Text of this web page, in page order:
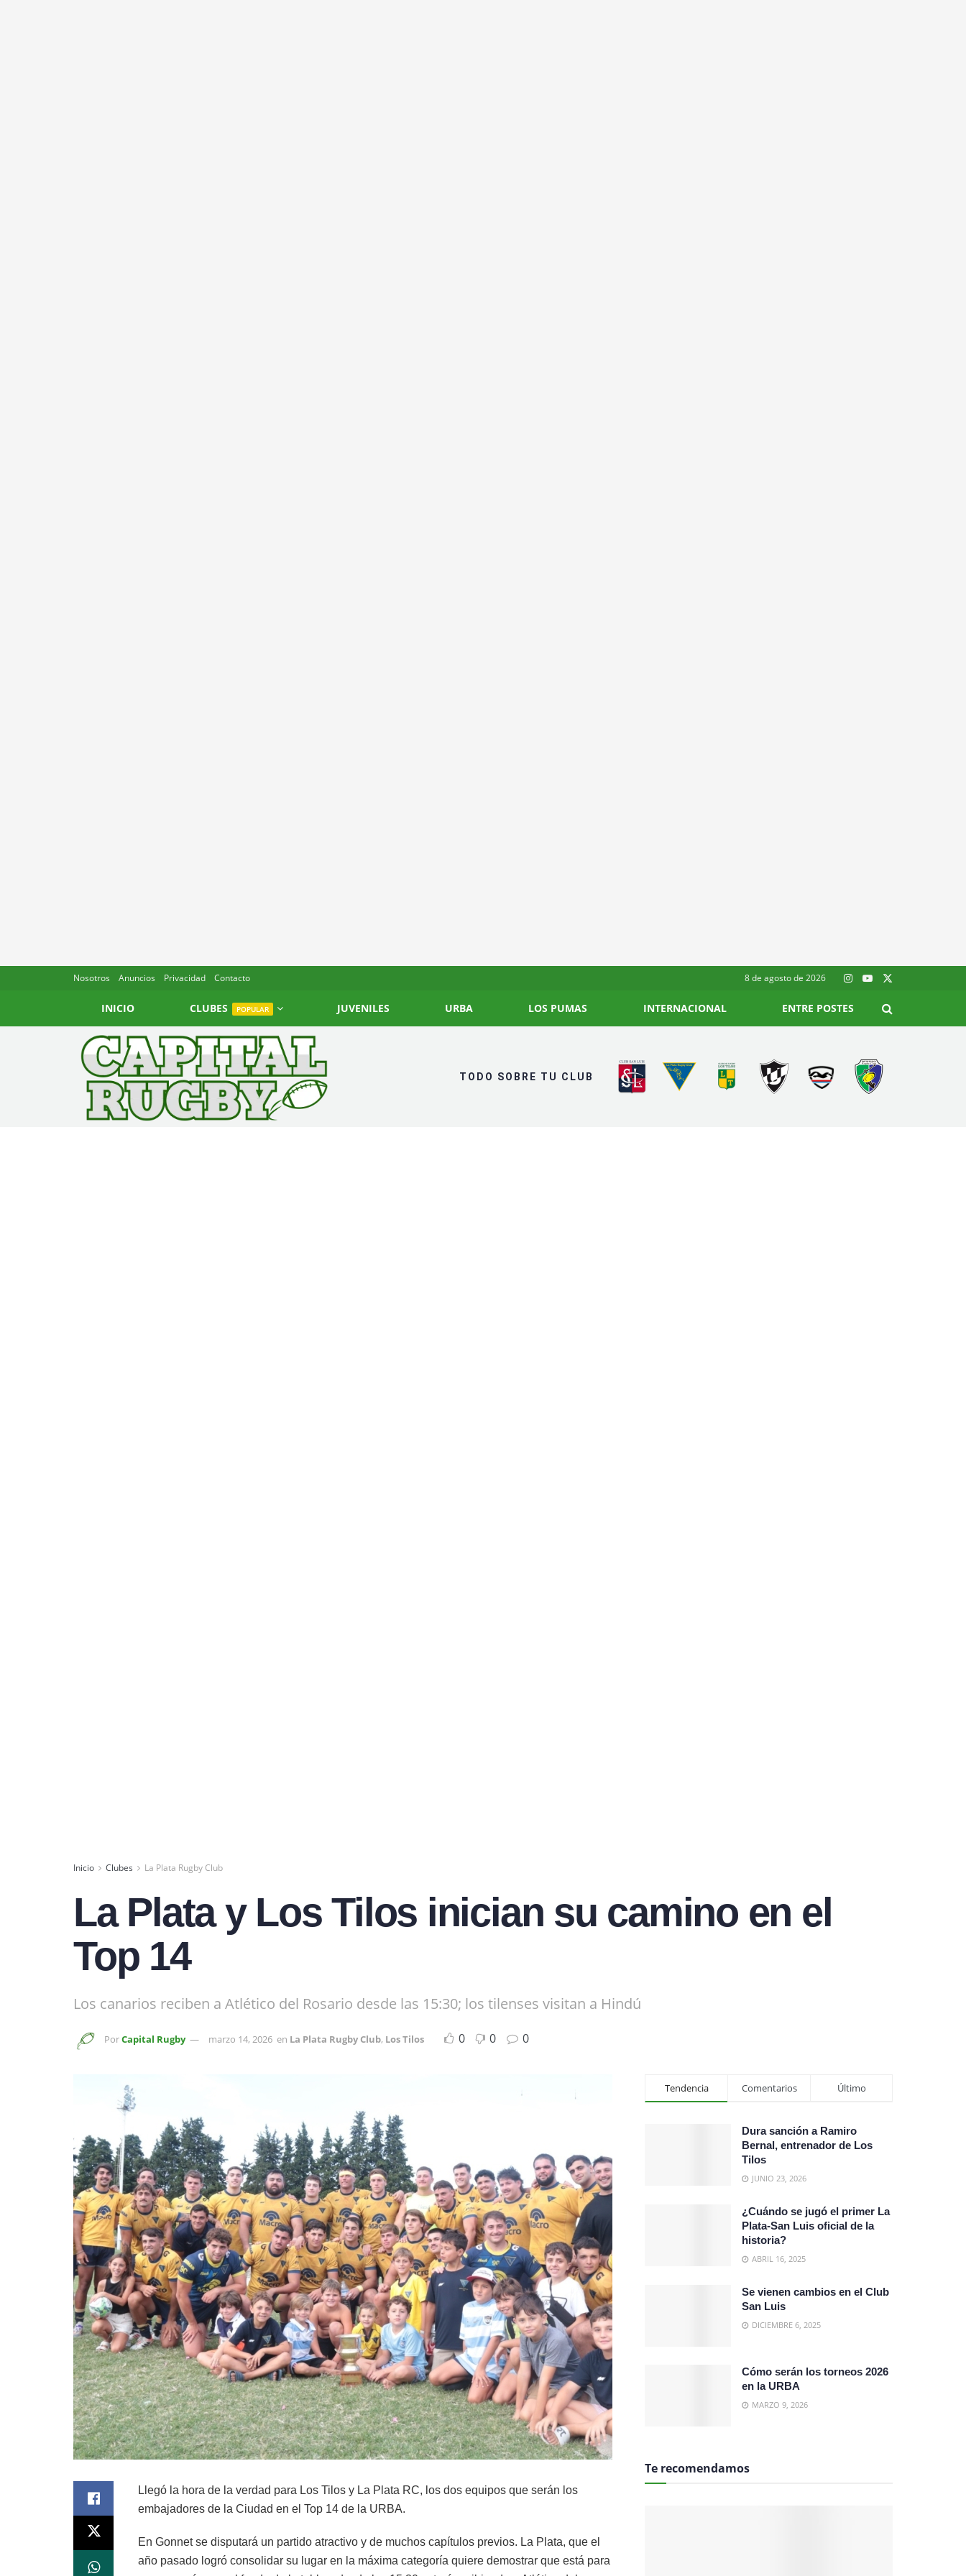
Nosotros Anuncios Privacidad Contacto 8 de agosto de 2026
INICIO CLUBES POPULAR JUVENILES URBA LOS PUMAS INTERNACIONAL ENTRE POSTES
TODO SOBRE TU CLUB
Inicio Clubes La Plata Rugby Club
La Plata y Los Tilos inician su camino en el
Top 14
Los canarios reciben a Atlético del Rosario desde las 15:30; los tilenses visitan a Hindú
PorCapital Rugby marzo 14, 2026 en La Plata Rugby Club, Los Tilos 0 0 0
Llegó la hora de la verdad para Los Tilos y La Plata RC, los dos equipos que serán los
embajadores de la Ciudad en el Top 14 de la URBA.
En Gonnet se disputará un partido atractivo y de muchos capítulos previos. La Plata, que el
año pasado logró consolidar su lugar en la máxima categoría quiere demostrar que está para
Tendencia Comentarios Último
Dura sanción a Ramiro
Bernal, entrenador de Los
Tilos
JUNIO 23, 2026
¿Cuándo se jugó el primer La
Plata-San Luis oficial de la
historia?
ABRIL 16, 2025
Se vienen cambios en el Club
San Luis
DICIEMBRE 6, 2025
Cómo serán los torneos 2026
en la URBA
MARZO 9, 2026
Te recomendamos